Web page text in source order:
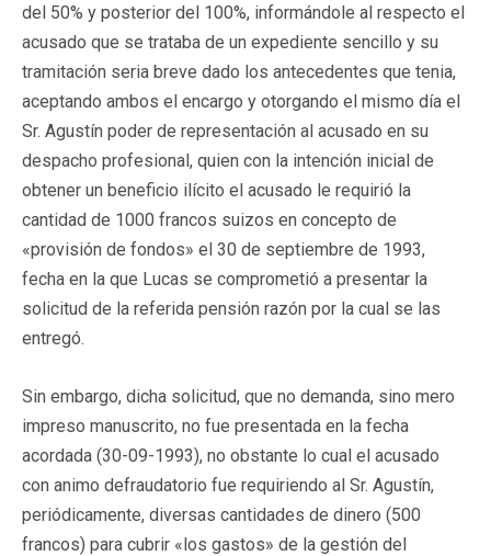
del 50% y posterior del 100%, informándole al respecto el
acusado que se trataba de un expediente sencillo y su
tramitación seria breve dado los antecedentes que tenia,
aceptando ambos el encargo y otorgando el mismo día el
Sr. Agustín poder de representación al acusado en su
despacho profesional, quien con la intención inicial de
obtener un beneficio ilícito el acusado le requirió la
cantidad de 1000 francos suizos en concepto de
«provisión de fondos» el 30 de septiembre de 1993,
fecha en la que Lucas se comprometió a presentar la
solicitud de la referida pensión razón por la cual se las
entregó.
Sin embargo, dicha solicitud, que no demanda, sino mero
impreso manuscrito, no fue presentada en la fecha
acordada (30-09-1993), no obstante lo cual el acusado
con animo defraudatorio fue requiriendo al Sr. Agustín,
periódicamente, diversas cantidades de dinero (500
francos) para cubrir «los gastos» de la gestión del